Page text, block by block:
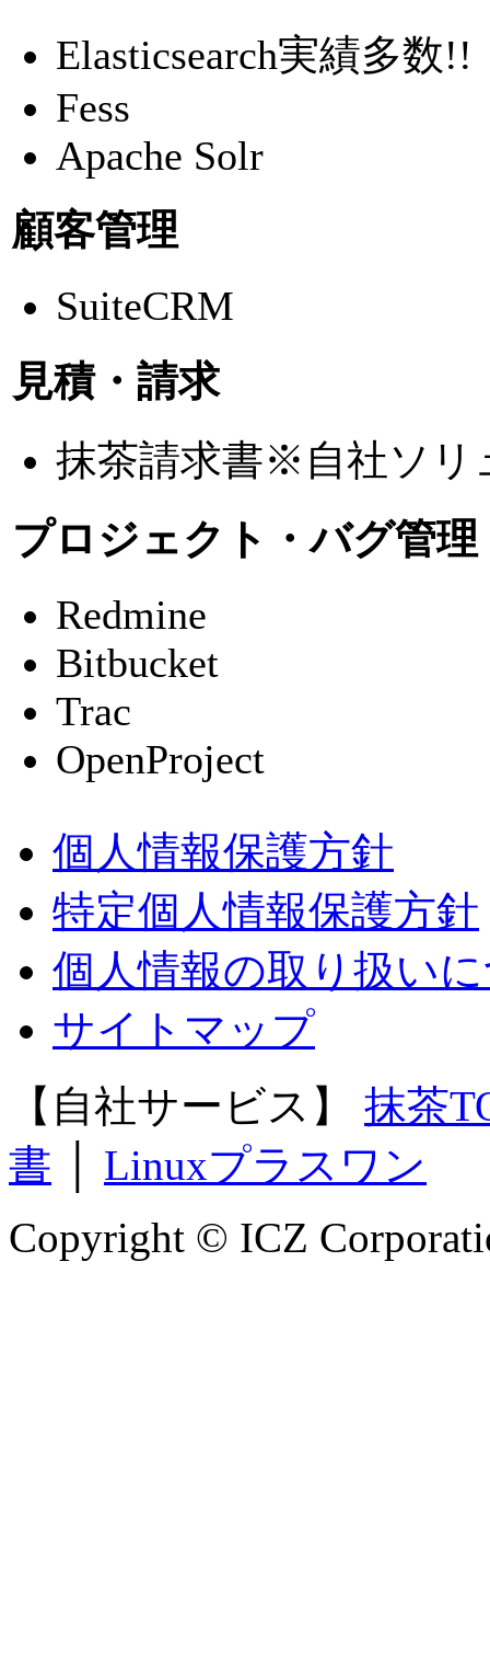
Elasticsearch実績多数!!
Fess
Apache Solr
顧客管理
SuiteCRM
見積・請求
抹茶請求書※自社ソリ
プロジェクト・バグ管理
Redmine
Bitbucket
Trac
OpenProject
個人情報保護方針
特定個人情報保護方針
個人情報の取り扱い
サイトマップ
【自社サービス】 抹茶
書
Linuxプラスワン
Copyright © ICZ